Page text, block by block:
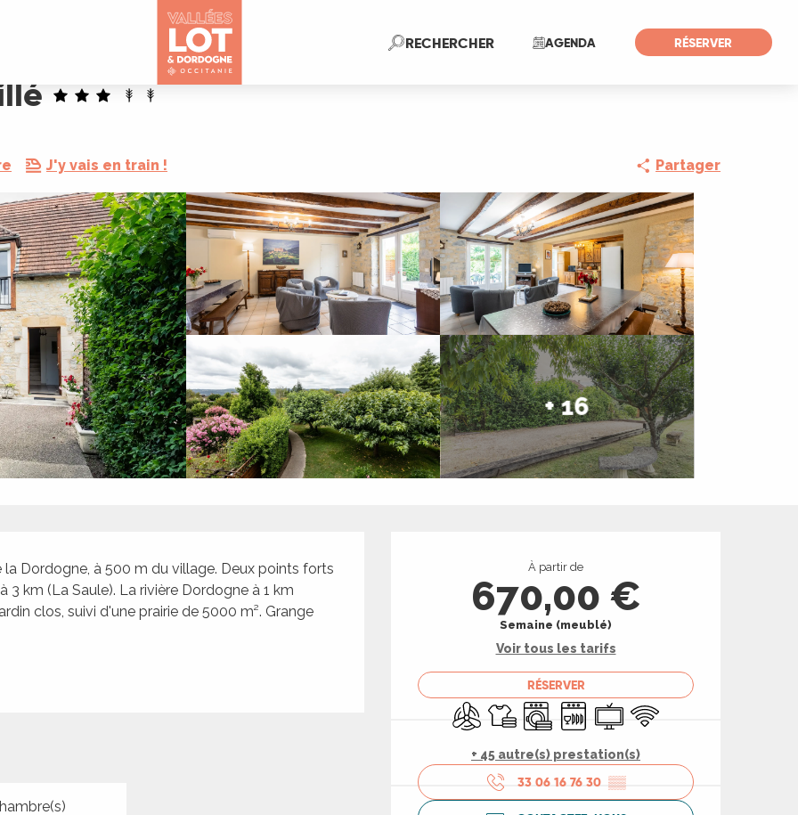
AGENDA RÉSERVER
RECHERCHERRecherche
J'y vais en train ! Partager
+ 16
Ouverture et
À partir de
670,00 €
Semaine (meublé)
Voir tous les tarifs
RÉSERVER
Air conditionné
Draps et linge
Lave lingeLave vaisselle
Télévision
WiFi
+ 45 autre(s) prestation(s)
33 06 16 76 30 ▒▒
Dordogne, à 500 m du village. Deux points forts
3 km (La Saule). La rivière Dordogne à 1 km
clos, suivi d'une prairie de 5000 m². Grange